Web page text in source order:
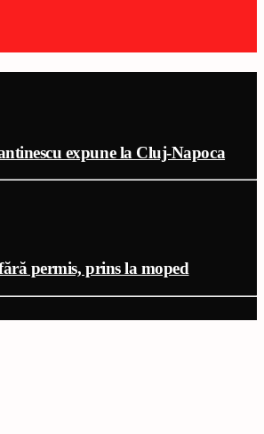
expune la Cluj-Napoca
permis, prins la moped